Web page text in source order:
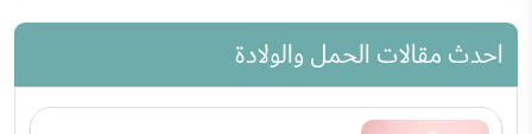
احدث مقالات الحمل والولادة